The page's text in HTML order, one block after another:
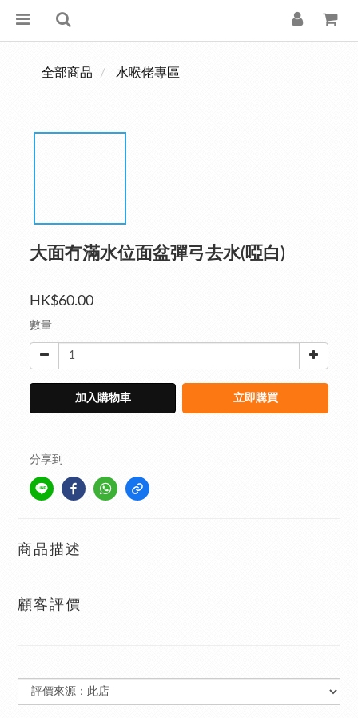
全部商品 水喉佬專區
大面冇滿水位面盆彈弓去水(啞白)
HK$60.00
數量
加入購物車 立即購買
分享到
商品描述
顧客評價